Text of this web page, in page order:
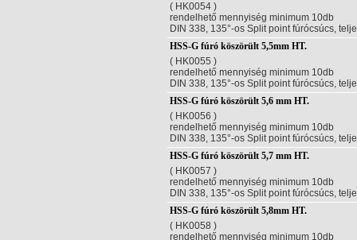
( HK0054 )
rendelhető mennyiség minimum 10db
DIN 338, 135°-os Split point fúrócsúcs,
HSS-G fúró köszörült 5,5mm HT.
( HK0055 )
rendelhető mennyiség minimum 10db
DIN 338, 135°-os Split point fúrócsúcs,
HSS-G fúró köszörült 5,6 mm HT.
( HK0056 )
rendelhető mennyiség minimum 10db
DIN 338, 135°-os Split point fúrócsúcs,
HSS-G fúró köszörült 5,7 mm HT.
( HK0057 )
rendelhető mennyiség minimum 10db
DIN 338, 135°-os Split point fúrócsúcs,
HSS-G fúró köszörült 5,8mm HT.
( HK0058 )
rendelhető mennyiség minimum 10db